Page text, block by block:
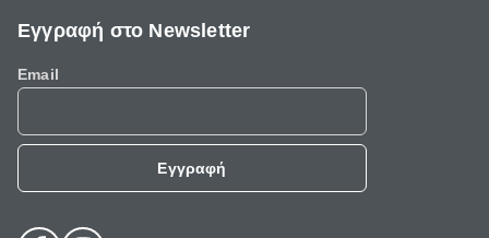
Εγγραφή στο Newsletter
Email
Εγγραφή